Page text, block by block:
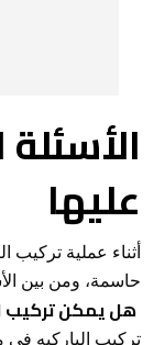
عليها
أثناء عملية تركيب
حاسمة، ومن بين
هل يمكن تركيب
تركيب الباركيه